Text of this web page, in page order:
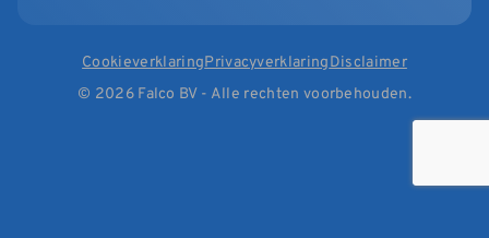
© 2026 Falco BV - Alle rechten voorbehouden.
CookieverklaringPrivacyverklaringDisclaimer